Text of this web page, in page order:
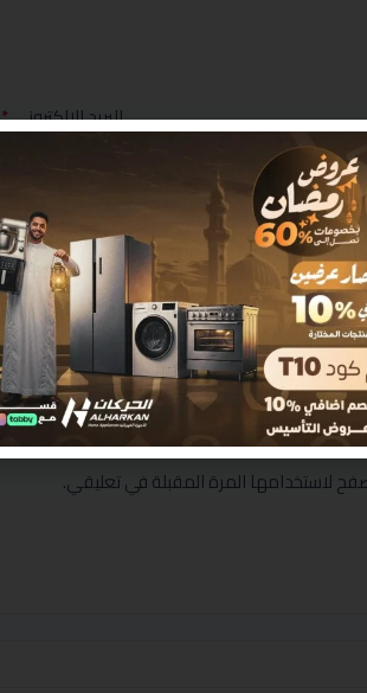
البريد الإلكتروني*
لاستخدامها المرة المقبلة في تعليقي.